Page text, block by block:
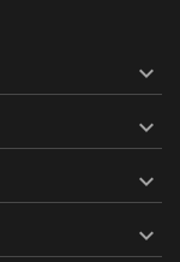



